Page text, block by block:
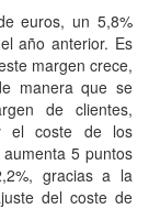
euros, un 5,8%
año anterior. Es
margen crece,
manera que se
de clientes,
el coste de los
5 puntos
gracias a la
del coste de